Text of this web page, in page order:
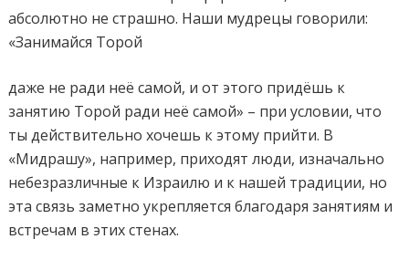
абсолютно не страшно. Наши мудрецы говорили:
«Занимайся Торой
даже не ради неё самой, и от этого придёшь к
занятию Торой ради неё самой» – при условии, что
ты действительно хочешь к этому прийти. В
«Мидрашу», например, приходят люди, изначально
небезразличные к Израилю и к нашей традиции, но
эта связь заметно укрепляется благодаря занятиям и
встречам в этих стенах.